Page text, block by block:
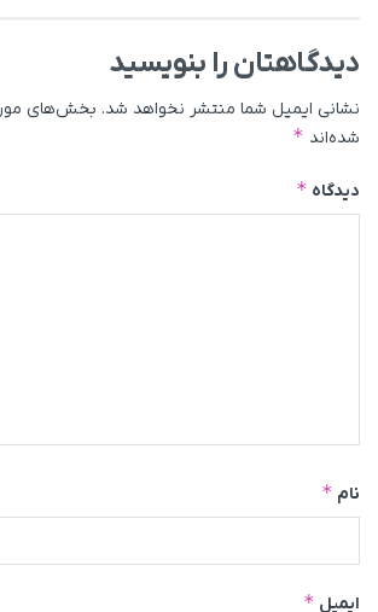
دیدگاهتان را بنویسید
نشانی ایمیل شما منتشر نخواهد شد. بخش‌های
شده‌اند *
دیدگاه *
نام *
ایمیل *